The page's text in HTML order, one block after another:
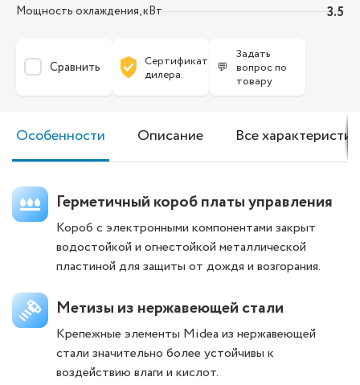
Мощность охлаждения, кВт 3.5
Сравнить
Сертификат
дилера.
💬
Задать
вопрос по
товару
Особенности Описание Все
Герметичный короб платы управления
Короб с электронными компонентами закрыт
водостойкой и огнестойкой металлической
пластиной для защиты от дождя и возгорания.
Метизы из нержавеющей стали
Крепежные элементы Midea из нержавеющей
стали значительно более устойчивы к
воздействию влаги и кислот.